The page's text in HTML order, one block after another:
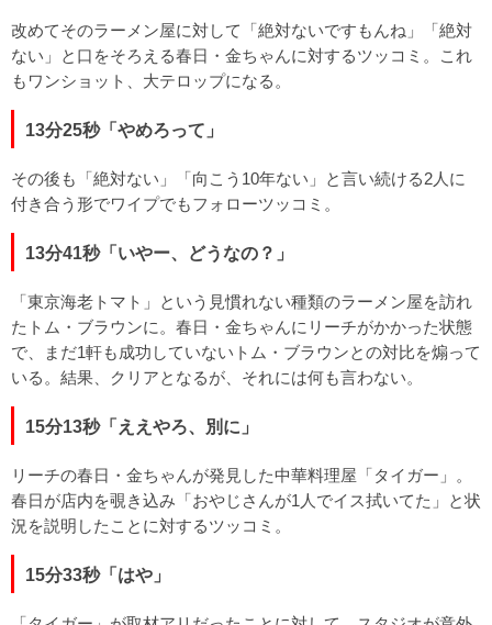
改めてそのラーメン屋に対して「絶対ないですもんね」「絶対
ない」と口をそろえる春日・金ちゃんに対するツッコミ。これ
もワンショット、大テロップになる。
13分25秒「やめろって」
その後も「絶対ない」「向こう10年ない」と言い続ける2人に
付き合う形でワイプでもフォローツッコミ。
13分41秒「いやー、どうなの？」
「東京海老トマト」という見慣れない種類のラーメン屋を訪れ
たトム・ブラウンに。春日・金ちゃんにリーチがかかった状態
で、まだ1軒も成功していないトム・ブラウンとの対比を煽って
いる。結果、クリアとなるが、それには何も言わない。
15分13秒「ええやろ、別に」
リーチの春日・金ちゃんが発見した中華料理屋「タイガー」。
春日が店内を覗き込み「おやじさんが1人でイス拭いてた」と状
況を説明したことに対するツッコミ。
15分33秒「はや」